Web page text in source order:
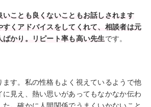
いことも良くないこともお話しされます
くアドバイスをしてくれて、相談者は元
かり。リピート率も高い先生です。
ます。私の性格もよく視えているようで他
に見え、熱い思いがあってもなかなか伝わ
た。確かに人間関係でうまくいかないこと